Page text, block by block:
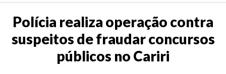
Polícia realiza operação contra
suspeitos de fraudar concursos
públicos no Cariri